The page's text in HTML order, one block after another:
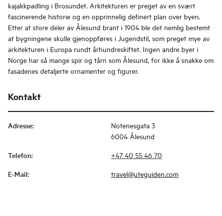
kajakkpadling i Brosundet. Arkitekturen er preget av en svært
fascinerende historie og en opprinnelig definert plan over byen.
Etter at store deler av Ålesund brant i 1904 ble det nemlig bestemt
at bygningene skulle gjenoppføres i Jugendstil, som preget mye av
arkitekturen i Europa rundt århundreskiftet. Ingen andre byer i
Norge har så mange spir og tårn som Ålesund, for ikke å snakke om
fasadenes detaljerte ornamenter og figurer.
Kontakt
Adresse:
Notenesgata 3
6004 Ålesund
Telefon: +47 40 55 46 70
E-Mail: travel@uteguiden.com